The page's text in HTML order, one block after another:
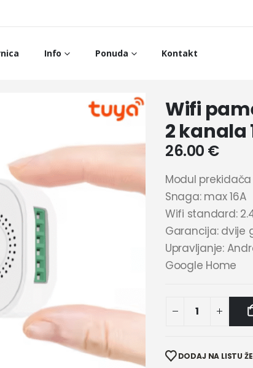
Info Ponuda Kontakt
Wifi
2 kanala
26.00 €
Modul prekidača
Snaga: max 16A
Wifi standard:
Garancija: dvije
Upravljanje:
Google Home
DODAJ NA LISTU